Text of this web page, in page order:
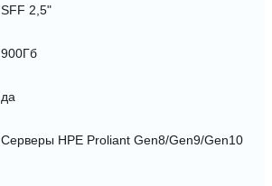
SFF 2,5"
900Гб
да
Серверы HPE Proliant Gen8/Gen9/Gen10